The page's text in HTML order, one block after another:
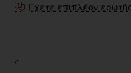
Έχετε επιπλέον